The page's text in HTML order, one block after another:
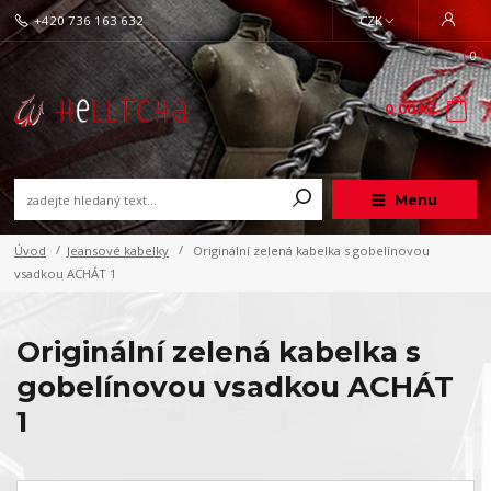
Menu
CZK
+420 736 163 632
0
0,00 Kč
Úvod Jeansové kabelky
Originální zelená kabelka s gobelínovou
vsadkou ACHÁT 1
Originální zelená kabelka s
gobelínovou vsadkou ACHÁT
1